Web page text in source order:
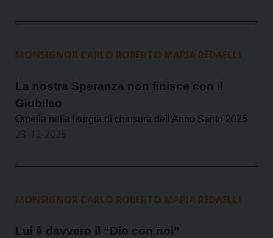
MONSIGNOR CARLO ROBERTO MARIA REDAELLI
La nostra Speranza non finisce con il
Giubileo
Omelia nella liturgia di chiusura dell'Anno Santo 2025
MONSIGNOR CARLO ROBERTO MARIA REDAELLI
Lui è davvero il “Dio con noi”